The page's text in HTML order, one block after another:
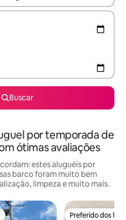
Buscar
por temporada de
ótimas avaliações
estes aluguéis por
barco foram muito bem
limpeza e muito mais.
Preferido dos